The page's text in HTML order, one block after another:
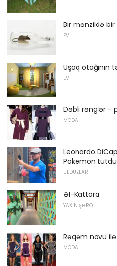
Bir mənzildə
EVI
Uşaq otağının
EVI
Dəbli rənglər -
MODA
Leonardo
Pokemon tutdu
ULDUZLAR
Əl-Kattara
YAXIN ŞƏRQ
Rəqəm növü
MODA